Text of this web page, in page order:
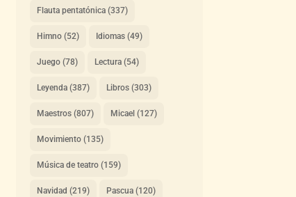
Flauta pentatónica(337)
Himno(52) Idiomas(49)
Juego(78) Lectura(54)
Leyenda(387) Libros(303)
Maestros(807) Micael (127)
Movimiento(135)
Música de teatro(159)
Navidad (219) Pascua(120)